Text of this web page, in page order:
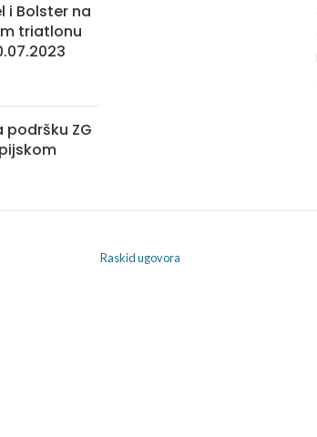
i Bolster na
triatlonu
podršku ZG
Raskid ugovora